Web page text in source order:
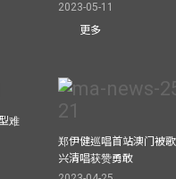
2023-05-11
更多
难
郑伊健巡唱首站澳门被
兴清唱获赞勇敢